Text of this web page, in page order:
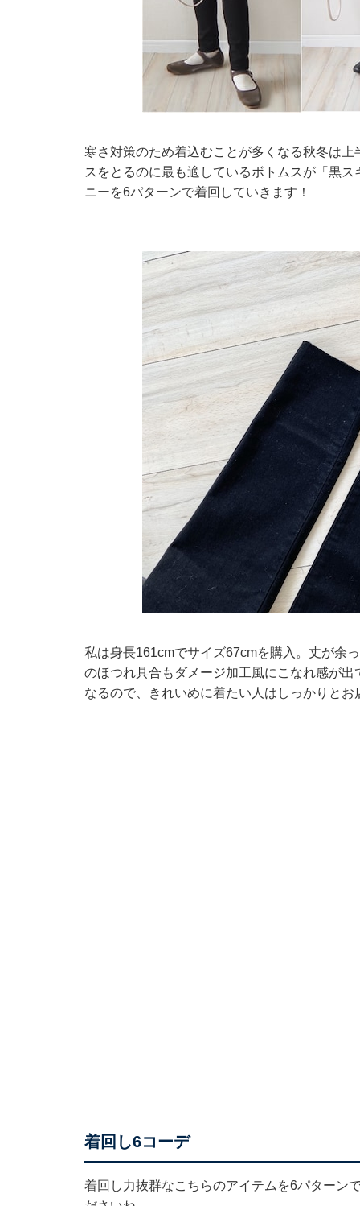
寒さ対策のため着込むことが多くなる秋冬は
スをとるのに最も適しているボトムスが「黒
ニーを6パターンで着回していきます！
私は身長161cmでサイズ67cmを購入。丈が余
のほつれ具合もダメージ加工風にこなれ感が
なるので、きれいめに着たい人はしっかりと
着回し6コーデ
着回し力抜群なこちらのアイテムを6パターン